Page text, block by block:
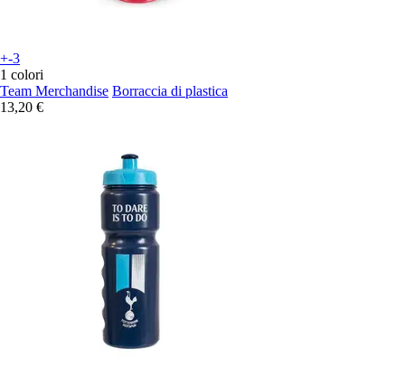
+-3
1 colori
Team Merchandise Borraccia di plastica
13,20 €